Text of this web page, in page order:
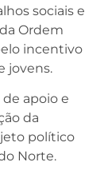
sociais e
Ordem
incentivo
jovens.
apoio e
da
político
Norte.